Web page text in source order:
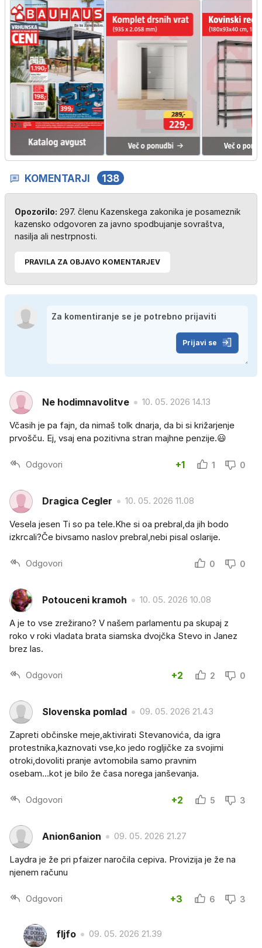
KOMENTARJI 138
Opozorilo: 297. členu Kazenskega zakonika je posameznik
kazensko odgovoren za javno spodbujanje sovraštva,
nasilja ali nestrpnosti.
PRAVILA ZA OBJAVO KOMENTARJEV
Prijavi se
Ne hodimnavolitve 10. 05. 2026 14.13
Včasih je pa fajn, da nimaš tolk dnarja, da bi si križarjenje
prvošču. Ej, vsaj ena pozitivna stran majhne penzije.😃
Odgovori +1 1 0
Dragica Cegler 10. 05. 2026 11.08
Vesela jesen Ti so pa tele.Khe si oa prebral,da jih bodo
izkrcali?Če bivsamo naslov prebral,nebi pisal oslarije.
Odgovori 0 0
Potouceni kramoh 10. 05. 2026 10.08
A je to vse zrežirano? V našem parlamentu pa skupaj z
roko v roki vladata brata siamska dvojčka Stevo in Janez
brez las.
Odgovori +2 2 0
Slovenska pomlad 09. 05. 2026 21.43
Zapreti občinske meje,aktivirati Stevanovića, da igra
protestnika,kaznovati vse,ko jedo rogljičke za svojimi
otroki,dovoliti pranje avtomobila samo pravnim
osebam...kot je bilo že časa norega janševanja.
Odgovori +2 5 3
Anion6anion 09. 05. 2026 21.27
Laydra je že pri pfaizer naročila cepiva. Provizija je že na
njenem računu
Odgovori +3 6 3
fljfo 09. 05. 2026 21.39